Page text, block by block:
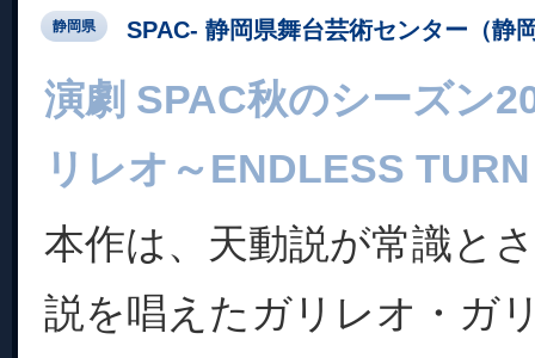
静岡県 SPAC- 静岡県舞台芸術センター（静
演劇 SPAC秋のシーズン
リレオ～ENDLESS
本作は、天動説が常識と
説を唱えたガリレオ・ガ